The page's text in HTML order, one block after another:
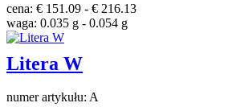
cena: € 151.09 - € 216.13
waga: 0.035 g - 0.054 g
Litera W
numer artykułu: A